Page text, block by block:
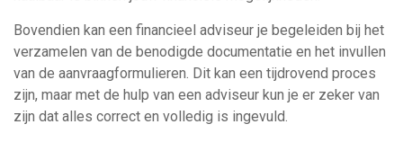
Bovendien kan een financieel adviseur je begeleiden bij het
verzamelen van de benodigde documentatie en het invullen
van de aanvraagformulieren. Dit kan een tijdrovend proces
zijn, maar met de hulp van een adviseur kun je er zeker van
zijn dat alles correct en volledig is ingevuld.